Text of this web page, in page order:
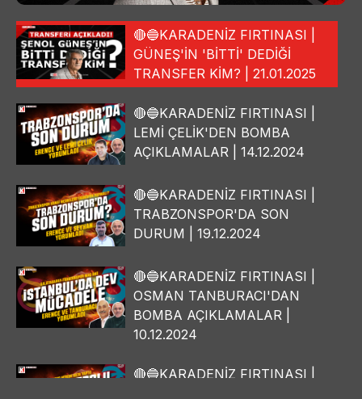
🔴🔵KARADENİZ FIRTINASI |
GÜNEŞ'İN 'BİTTİ' DEDİĞİ
TRANSFER KİM? | 21.01.2025
🔴🔵KARADENİZ FIRTINASI |
LEMİ ÇELİK'DEN BOMBA
AÇIKLAMALAR | 14.12.2024
🔴🔵KARADENİZ FIRTINASI |
TRABZONSPOR'DA SON
DURUM | 19.12.2024
🔴🔵KARADENİZ FIRTINASI |
OSMAN TANBURACI'DAN
BOMBA AÇIKLAMALAR |
10.12.2024
🔴🔵KARADENİZ FIRTINASI |